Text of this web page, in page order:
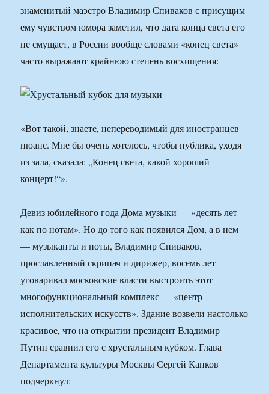
знаменитый маэстро Владимир Спиваков с присущим
ему чувством юмора заметил, что дата конца света его
не смущает, в России вообще словами «конец света»
часто выражают крайнюю степень восхищения:
«Вот такой, знаете, непереводимый для иностранцев
нюанс. Мне бы очень хотелось, чтобы публика, уходя
из зала, сказала: „Конец света, какой хороший
концерт!“».
Девиз юбилейного года Дома музыки — «десять лет
как по нотам». Но до того как появился Дом, а в нем
— музыканты и ноты, Владимир Спиваков,
прославленный скрипач и дирижер, восемь лет
уговаривал московские власти выстроить этот
многофункциональный комплекс — «центр
исполнительских искусств». Здание возвели настолько
красивое, что на открытии президент Владимир
Путин сравнил его с хрустальным кубком. Глава
Департамента культуры Москвы Сергей Капков
подчеркнул: